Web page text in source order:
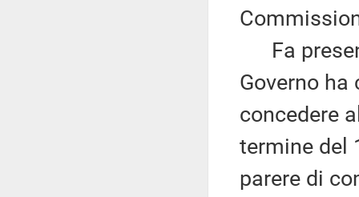
Fa
Governo
concedere
termine del
parere di